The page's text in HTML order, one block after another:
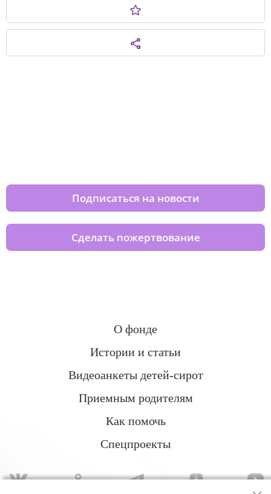
Подписаться на новости
Сделать пожертвование
О фонде
Истории и статьи
Видеоанкеты детей-сирот
Приемным родителям
Как помочь
Спецпроекты